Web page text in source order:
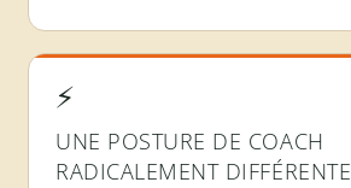
⚡
UNE POSTURE DE COACH
RADICALEMENT DIFFÉRENTE